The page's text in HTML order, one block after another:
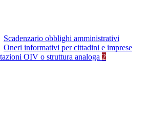
Scadenzario obblighi amministrativi
Oneri informativi per cittadini e imprese
OIV o struttura analoga 2